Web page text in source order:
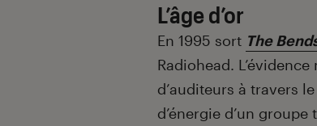
L’âge d’or
En 1995 sort The
Radiohead.
d’auditeurs à travers
d’énergie d’un